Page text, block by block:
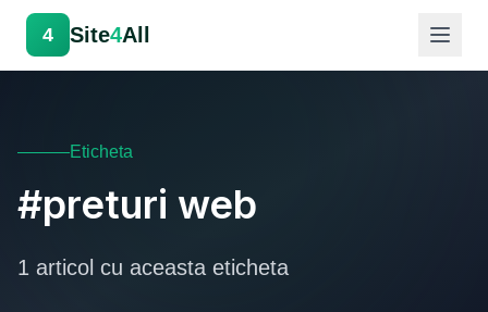
4 Site4All
Eticheta
#preturi web
1 articol cu aceasta eticheta